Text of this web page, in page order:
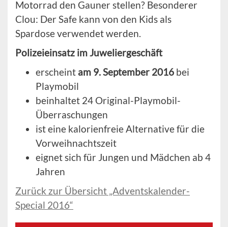
Motorrad den Gauner stellen? Besonderer
Clou: Der Safe kann von den Kids als
Spardose verwendet werden.
Polizeieinsatz im Juweliergeschäft
erscheint am 9. September 2016 bei
Playmobil
beinhaltet 24 Original-Playmobil-
Überraschungen
ist eine kalorienfreie Alternative für die
Vorweihnachtszeit
eignet sich für Jungen und Mädchen ab 4
Jahren
Zurück zur Übersicht „Adventskalender-
Special 2016“